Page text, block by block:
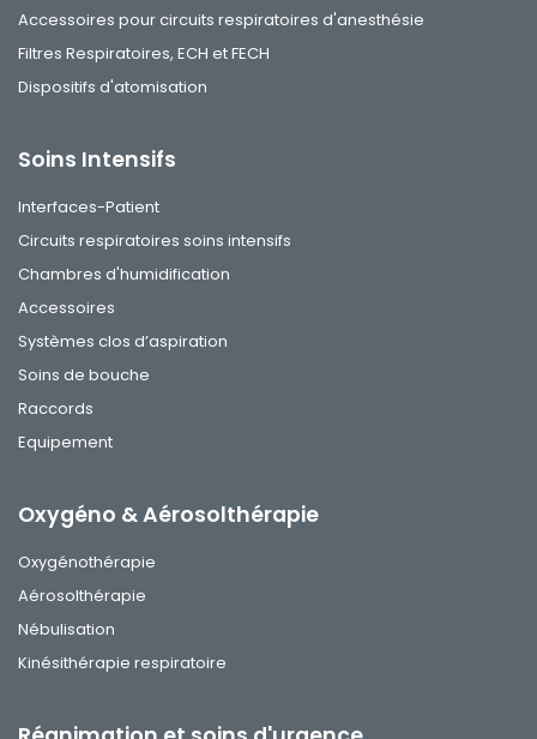
Accessoires pour circuits respiratoires d'anesthésie
Filtres Respiratoires, ECH et FECH
Dispositifs d'atomisation
Soins Intensifs
Interfaces-Patient
Circuits respiratoires soins intensifs
Chambres d'humidification
Accessoires
Systèmes clos d’aspiration
Soins de bouche
Raccords
Equipement
Oxygéno & Aérosolthérapie
Oxygénothérapie
Aérosolthérapie
Nébulisation
Kinésithérapie respiratoire